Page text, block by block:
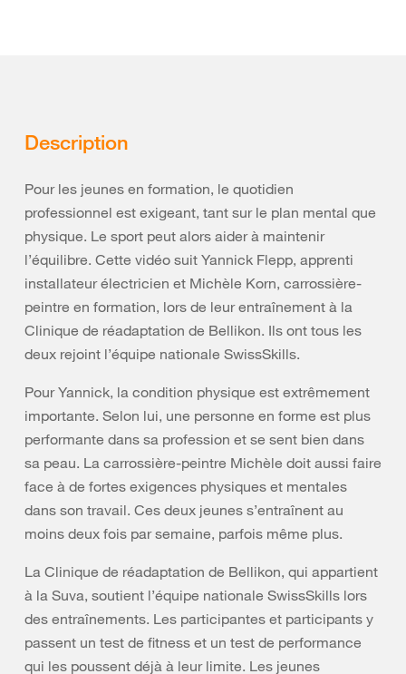
Description
Pour les jeunes en formation, le quotidien
professionnel est exigeant, tant sur le plan mental que
physique. Le sport peut alors aider à maintenir
l’équilibre. Cette vidéo suit Yannick Flepp, apprenti
installateur électricien et Michèle Korn, carrossière-
peintre en formation, lors de leur entraînement à la
Clinique de réadaptation de Bellikon. Ils ont tous les
deux rejoint l’équipe nationale SwissSkills.
Pour Yannick, la condition physique est extrêmement
importante. Selon lui, une personne en forme est plus
performante dans sa profession et se sent bien dans
sa peau. La carrossière-peintre Michèle doit aussi faire
face à de fortes exigences physiques et mentales
dans son travail. Ces deux jeunes s’entraînent au
moins deux fois par semaine, parfois même plus.
La Clinique de réadaptation de Bellikon, qui appartient
à la Suva, soutient l’équipe nationale SwissSkills lors
des entraînements. Les participantes et participants y
passent un test de fitness et un test de performance
qui les poussent déjà à leur limite. Les jeunes